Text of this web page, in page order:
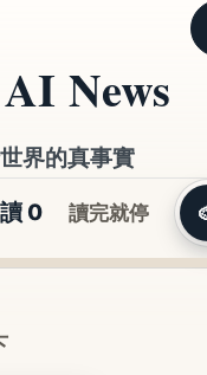
News
界的真事實
0 讀完就停